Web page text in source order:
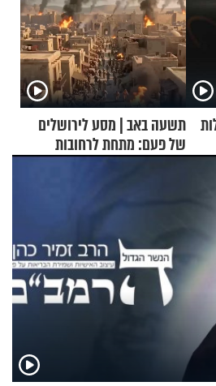
תשעה באב | מסע לירושלים
של פעם: מתחת לרחובות
ירושלים